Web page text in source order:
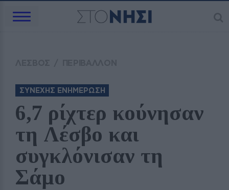
ΣΥΝΕΧΗΣ ΕΝΗΜΕΡΩΣΗ
6,7 ρίχτερ κούνησαν
τη Λέσβο και
συγκλόνισαν τη
Σάμο